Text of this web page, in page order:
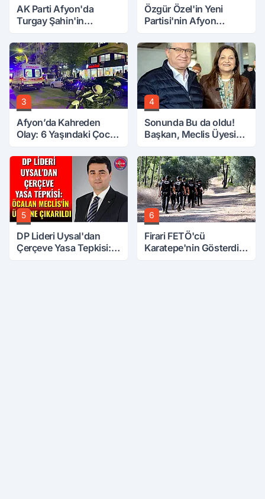
AK Parti Afyon'da
Turgay Şahin'in
Özgür Özel'in Yeni
Partisi'nin Afyon
3
Afyon’da Kahreden
Olay: 6 Yaşındaki Çocuk
4
Sonunda Bu da oldu!
Başkan, Meclis Üyesini
Attırdı
5
DP Lideri Uysal'dan
Çerçeve Yasa Tepkisi:
6
Firari FETÖ'cü
Karatepe'nin Gösterdiği